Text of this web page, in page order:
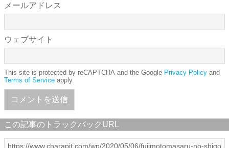
メールアドレス
ウェブサイト
This site is protected by reCAPTCHA and the Google Privacy Policy and
Terms of Service apply.
この記事のトラックバックURL